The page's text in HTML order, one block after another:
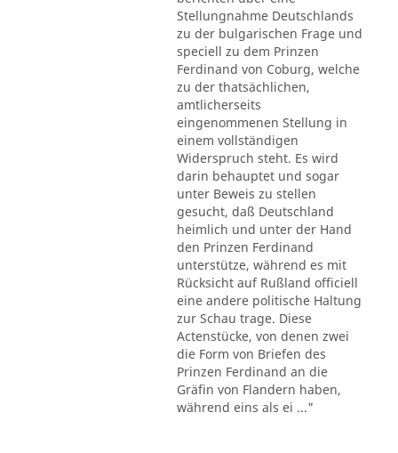
Stellungnahme Deutschlands
zu der bulgarischen Frage und
speciell zu dem Prinzen
Ferdinand von Coburg, welche
zu der thatsächlichen,
amtlicherseits
eingenommenen Stellung in
einem vollständigen
Widerspruch steht. Es wird
darin behauptet und sogar
unter Beweis zu stellen
gesucht, daß Deutschland
heimlich und unter der Hand
den Prinzen Ferdinand
unterstütze, während es mit
Rücksicht auf Rußland officiell
eine andere politische Haltung
zur Schau trage. Diese
Actenstücke, von denen zwei
die Form von Briefen des
Prinzen Ferdinand an die
Gräfin von Flandern haben,
während eins als ei ..."